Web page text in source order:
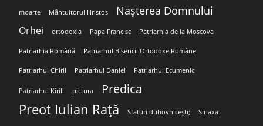
moarte Mântuitorul Hristos Nașterea Domnului
Orhei ortodoxia Papa Francisc Patriarhia de la Moscova
Patriarhia Română Patriarhul Bisericii Ortodoxe Române
Patriarhul Chiril Patriarhul Daniel Patriarhul Ecumenic
Patriarhul Kirill pictura Predica
Preot Iulian Rață Sfaturi duhovnicești; Sinaxa